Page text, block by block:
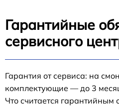
Гарантийные
сервисного
Гарантия от сервиса: на
комплектующие — до 3
Что считается гарантийным